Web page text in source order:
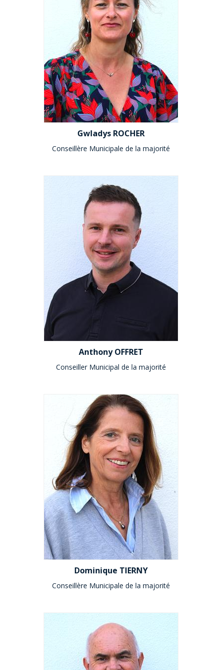
Gwladys ROCHER
Conseillère Municipale de la majorité
Anthony OFFRET
Conseiller Municipal de la majorité
Dominique TIERNY
Conseillère Municipale de la majorité